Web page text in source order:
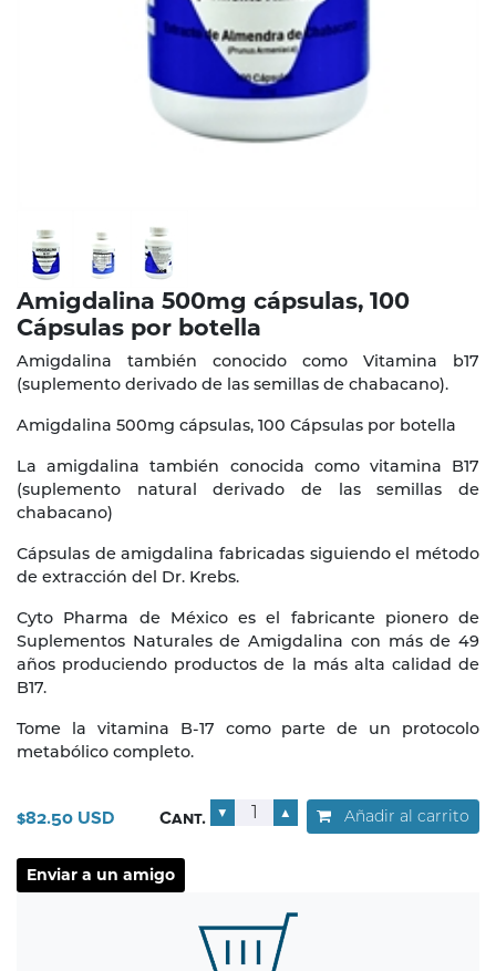
Amigdalina 500mg cápsulas, 100
Cápsulas por botella
Amigdalina también conocido como Vitamina b17
(suplemento derivado de las semillas de chabacano).
Amigdalina 500mg cápsulas, 100 Cápsulas por botella
La amigdalina también conocida como vitamina B17
(suplemento natural derivado de las semillas de
chabacano)
Cápsulas de amigdalina fabricadas siguiendo el método
de extracción del Dr. Krebs.
Cyto Pharma de México es el fabricante pionero de
Suplementos Naturales de Amigdalina con más de 49
años produciendo productos de la más alta calidad de
B17.
Tome la vitamina B-17 como parte de un protocolo
metabólico completo.
$82.50 USD Cant. ▼ ▲ Añadir al carrito